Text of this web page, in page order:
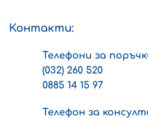
Контакти:
Телефони за
(032) 260 520
0885 14 15 97
Телефон за